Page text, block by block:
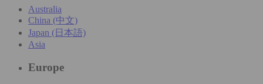
Australia
China (中文)
Japan (日本語)
Asia
Europe